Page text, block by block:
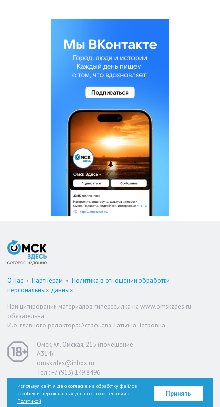
О нас • Партнерам • Политика в отношении обработки
персональных данных
При цитировании материалов гиперссылка на www.omskzdes.ru
обязательна.
И.о. главного редактора: Астафьева Татьяна Петровна
Омск, ул. Омская, 215 (помещение
А314)
omskzdes@inbox.ru
Тел.: +7 (913) 149 8496
Версия для слабовидящих
Используя сайт, я даю согласие на обработку файлов
«cookie» и персональных данных в соответствии с
Политикой
Принять